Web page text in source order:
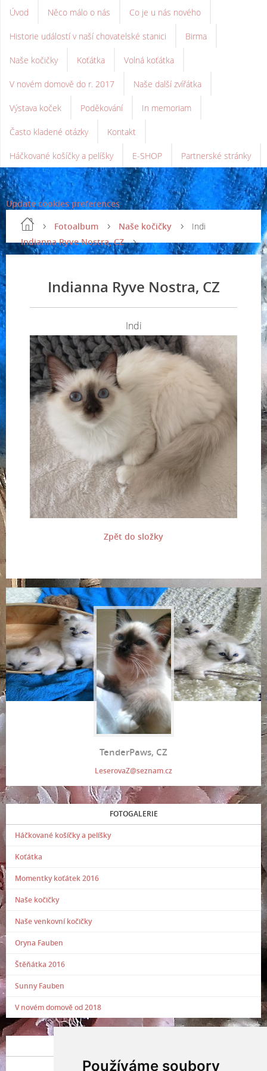
Používáme soubory
Úvod Něco málo o nás Co je u nás nového
Historie událostí v naší chovatelské stanici Birma
Naše kočičky Koťátka Volná koťátka
V novém domově do r. 2017 Naše další zvířátka
Výstava koček Poděkování In memoriam
Často kladené otázky Kontakt
Háčkované košíčky a pelíšky E-SHOP Partnerské stránky
Update cookies preferences
Fotoalbum
Naše kočičky
Indianna Ryve Nostra, CZ
Indi
Indianna Ryve Nostra, CZ
Indi
Zpět do složky
TenderPaws, CZ
LeserovaZ@seznam.cz
FOTOGALERIE
Háčkované košíčky a pelíšky
Koťátka
Momentky koťátek 2016
Naše kočičky
Naše venkovní kočičky
Oryna Fauben
Štěňátka 2016
Sunny Fauben
V novém domově od 2018